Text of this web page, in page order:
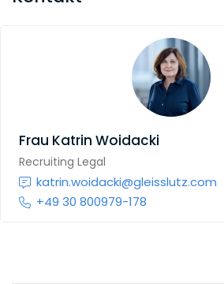
Frau Katrin Woidacki
Recruiting Legal
katrin.woidacki@gleisslutz.com
+49 30 800979-178